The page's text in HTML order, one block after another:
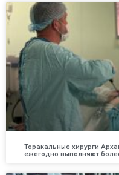
Торакальные хирурги
ежегодно выполняют